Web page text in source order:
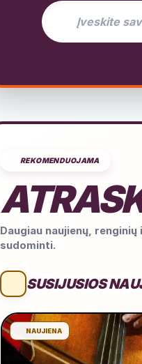
El. pašto adresas
REKOMENDUOJAMA
Daugiau naujienų,
sudominti.
SUSIJUSIOS
NAUJIENA